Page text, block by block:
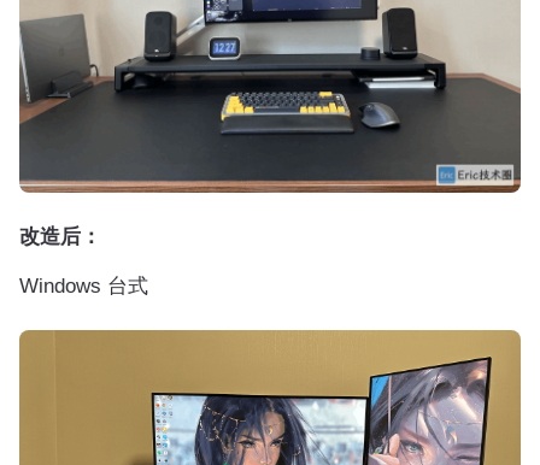
改造后：
Windows 台式